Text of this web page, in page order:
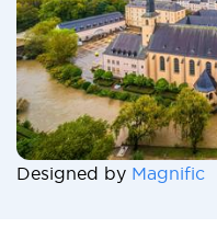
Designed by Magnific